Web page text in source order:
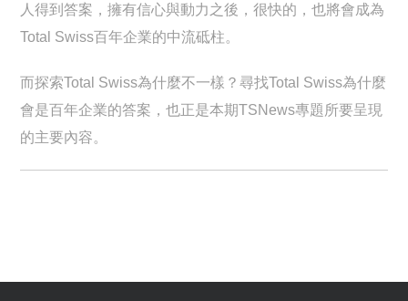
人得到答案，擁有信心與動力之後，很快的，也將會成為
Total Swiss百年企業的中流砥柱。
而探索Total Swiss為什麼不一樣？尋找Total Swiss為什麼
會是百年企業的答案，也正是本期TSNews專題所要呈現
的主要內容。